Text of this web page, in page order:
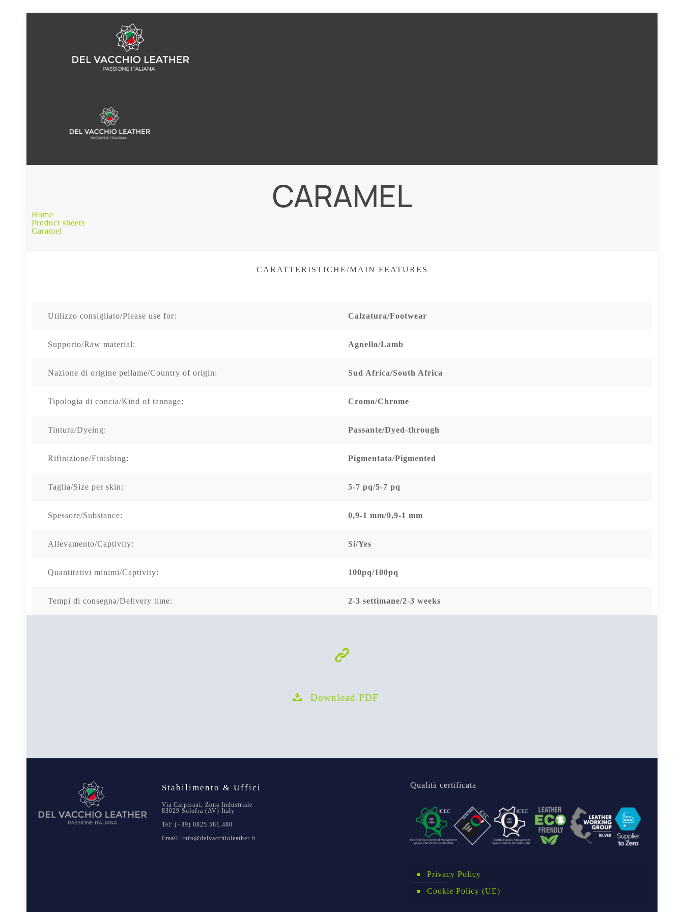
CARAMEL
Home
Product sheets
Caramel
CARATTERISTICHE/MAIN FEATURES
Utilizzo consigliato/Please use for: Calzatura/Footwear
Supporto/Raw material: Agnello/Lamb
Nazione di origine pellame/Country of origin: Sud Africa/South Africa
Tipologia di concia/Kind of tannage: Cromo/Chrome
Tintura/Dyeing: Passante/Dyed-through
Rifinizione/Finishing: Pigmentata/Pigmented
Taglia/Size per skin: 5-7 pq/5-7 pq
Spessore/Substance: 0,9-1 mm/0,9-1 mm
Allevamento/Captivity: Si/Yes
Quantitativi minimi/Captivity: 100pq/100pq
Tempi di consegna/Delivery time: 2-3 settimane/2-3 weeks
Download PDF
Stabilimento & Uffici
Via Carpisani, Zona Industriale
83029 Solofra (AV) Italy
Tel: (+39) 0825.581.480
Email: info@delvacchioleather.it
Qualità certificata
Privacy Policy
Cookie Policy (UE)